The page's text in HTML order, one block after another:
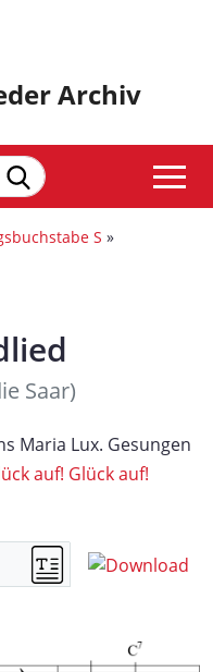
Archiv
S »
Saar)
Maria Lux. Gesungen
auf! Glück auf!